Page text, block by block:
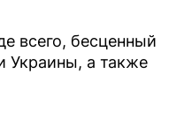
всего, бесценный
Украины, а также